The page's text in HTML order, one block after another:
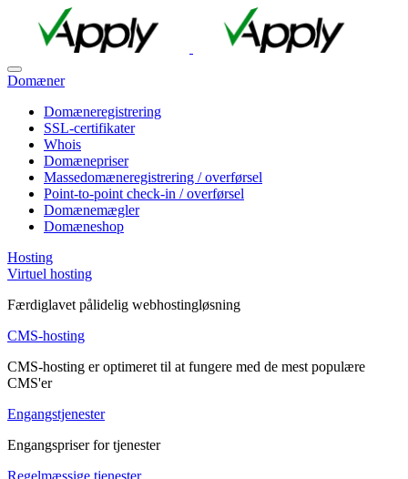
Domæner
Domæneregistrering
SSL-certifikater
Whois
Domænepriser
Massedomæneregistrering / overførsel
Point-to-point check-in / overførsel
Domænemægler
Domæneshop
Hosting
Virtuel hosting
Færdiglavet pålidelig webhostingløsning
CMS-hosting
CMS-hosting er optimeret til at fungere med de mest populære
CMS'er
Engangstjenester
Engangspriser for tjenester
Regelmæssige tjenester